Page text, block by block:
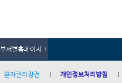
부서별홈페이지 +
환자권리장전 개인정보처리방침